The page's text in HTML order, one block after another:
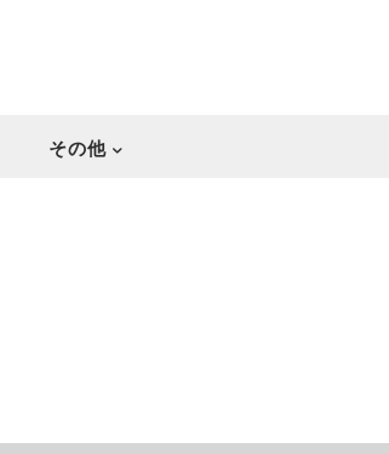
その他